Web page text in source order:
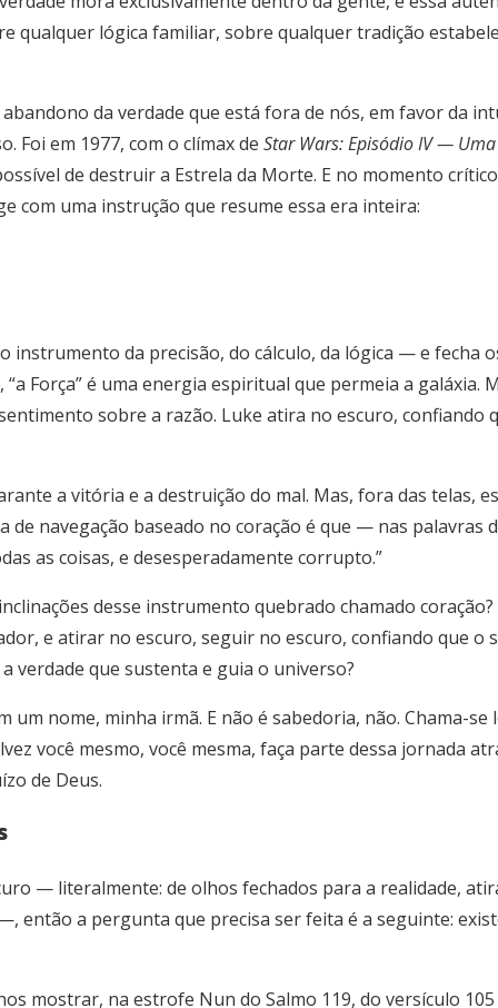
qualquer lógica familiar, sobre qualquer tradição
da verdade que está fora de nós, em favor da
Foi em 1977, com o clímax de Star Wars: Episódio IV —
de destruir a Estrela da Morte. E no momento
com uma instrução que resume essa era inteira:
da precisão, do cálculo, da lógica — e fecha
Força” é uma energia espiritual que permeia a galáxia.
sobre a razão. Luke atira no escuro, confiando
a vitória e a destruição do mal. Mas, fora das telas,
de navegação baseado no coração é que — nas palavras
as coisas, e desesperadamente corrupto.”
desse instrumento quebrado chamado
e atirar no escuro, seguir no escuro, confiando que o
verdade que sustenta e guia o universo?
um nome, minha irmã. E não é sabedoria, não. Chama-
você mesmo, você mesma, faça parte dessa jornada
de Deus.
— literalmente: de olhos fechados para a realidade,
então a pergunta que precisa ser feita é a seguinte:
mostrar, na estrofe Nun do Salmo 119, do versículo 105